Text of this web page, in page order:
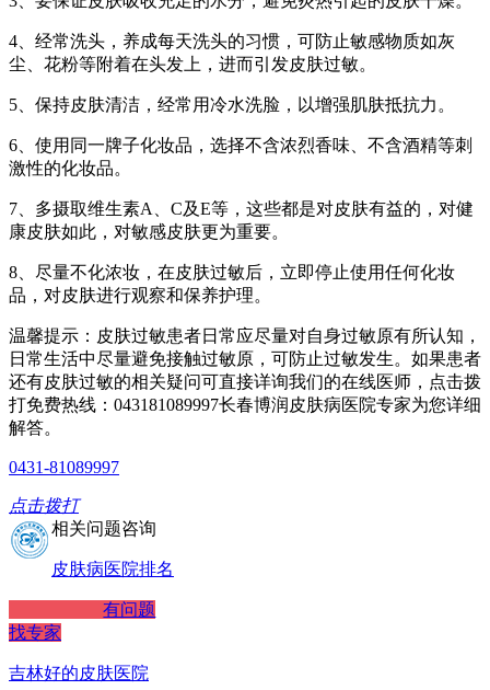
4、经常洗头，养成每天洗头的习惯，可防止敏感物质如灰
尘、花粉等附着在头发上，进而引发皮肤过敏。
5、保持皮肤清洁，经常用冷水洗脸，以增强肌肤抵抗力。
6、使用同一牌子化妆品，选择不含浓烈香味、不含酒精等刺
激性的化妆品。
7、多摄取维生素A、C及E等，这些都是对皮肤有益的，对健
康皮肤如此，对敏感皮肤更为重要。
8、尽量不化浓妆，在皮肤过敏后，立即停止使用任何化妆
品，对皮肤进行观察和保养护理。
温馨提示：皮肤过敏患者日常应尽量对自身过敏原有所认知，
日常生活中尽量避免接触过敏原，可防止过敏发生。如果患者
还有皮肤过敏的相关疑问可直接详询我们的在线医师，点击拨
打免费热线：043181089997长春博润皮肤病医院专家为您详细
解答。
0431-81089997
点击拨打
相关问题咨询
皮肤病医院排名
有问题
找专家
吉林好的皮肤医院